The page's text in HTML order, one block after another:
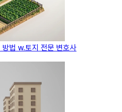
법 w.토지 전문 변호사